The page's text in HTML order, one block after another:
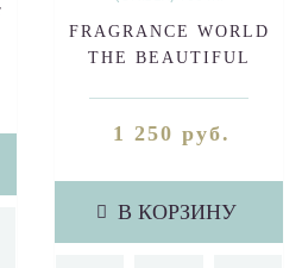
FRAGRANCE WORLD
THE BEAUTIFUL
100 ml
1 250 руб.
В КОРЗИНУ